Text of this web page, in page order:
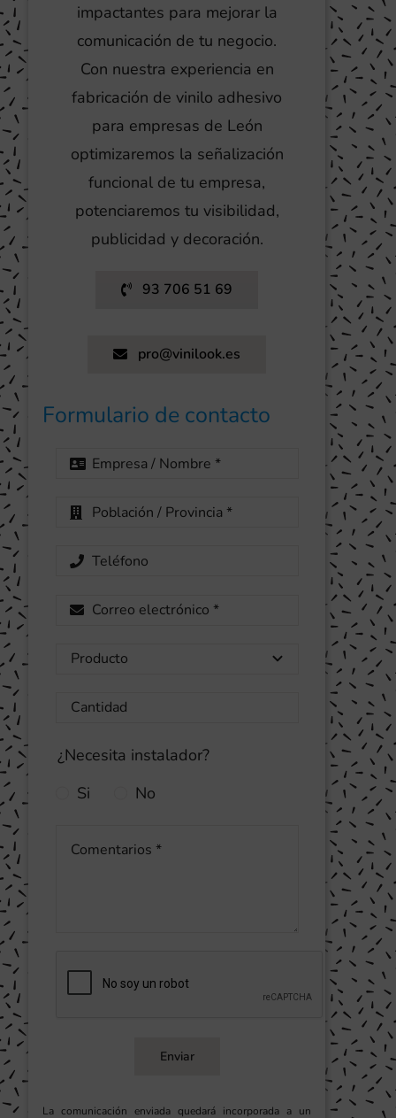
impactantes para mejorar la
comunicación de tu negocio.
Con nuestra experiencia en
fabricación de vinilo adhesivo
para empresas de León
optimizaremos la señalización
funcional de tu empresa,
potenciaremos tu visibilidad,
publicidad y decoración.
93 706 51 69
pro@vinilook.es
Formulario de contacto
¿Necesita instalador?
Si
No
Enviar
La comunicación enviada quedará incorporada a un